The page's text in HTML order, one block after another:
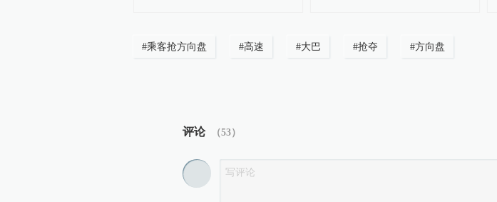
#乘客抢方向盘 #高速 #大巴 #抢夺 #方向盘
评论 （53）